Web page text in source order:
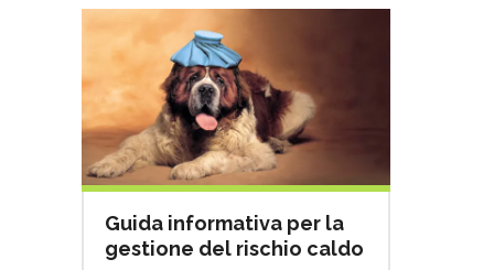
Guida informativa per la
gestione del rischio caldo